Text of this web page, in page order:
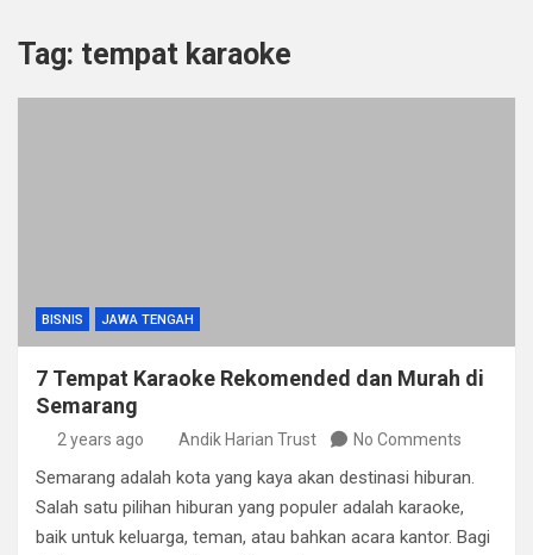
Tag: tempat karaoke
BISNIS JAWA TENGAH
7 Tempat Karaoke Rekomended dan Murah di
Semarang
2 years ago Andik Harian Trust No Comments
Semarang adalah kota yang kaya akan destinasi hiburan.
Salah satu pilihan hiburan yang populer adalah karaoke,
baik untuk keluarga, teman, atau bahkan acara kantor. Bagi